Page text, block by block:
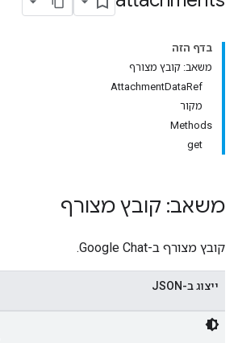
בדף הזה
משאב: קובץ מצורף
AttachmentDataRef
מקור
Methods
get
משאב: קובץ מצורף
קובץ מצורף ב-Google Chat.
ייצוג ב-JSON